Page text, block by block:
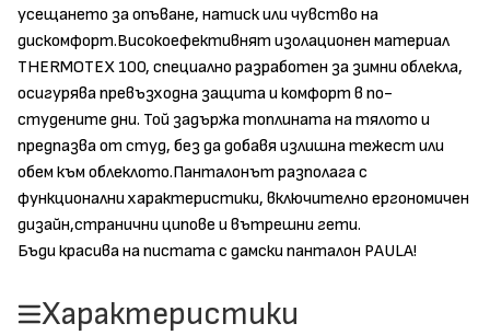
усещането за опъване, натиск или чувство на
дискомфорт.Високоефективнят изолационен материал
THERMOTEX 100, специално разработен за зимни облекла,
осигурява превъзходна защита и комфорт в по-
студените дни. Той задържа топлината на тялото и
предпазва от студ, без да добавя излишна тежест или
обем към облеклото.Панталонът разполага с
функционални характеристики, включително ергономичен
дизайн,странични ципове и вътрешни гети.
Бъди красива на пистата с дамски панталон PAULA!
Характеристики